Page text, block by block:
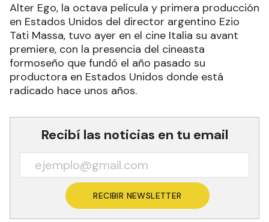
Alter Ego, la octava película y primera producción
en Estados Unidos del director argentino Ezio
Tati Massa, tuvo ayer en el cine Italia su avant
premiere, con la presencia del cineasta
formoseño que fundó el año pasado su
productora en Estados Unidos donde está
radicado hace unos años.
Recibí las noticias en tu email
RECIBIR NEWSLETTER